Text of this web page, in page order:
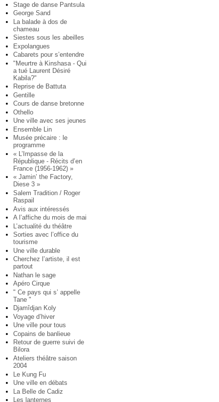
Stage de danse Pantsula
George Sand
La balade à dos de
chameau
Siestes sous les abeilles
Expolangues
Cabarets pour s’entendre
"Meurtre à Kinshasa - Qui
a tué Laurent Désiré
Kabila?"
Reprise de Battuta
Gentille
Cours de danse bretonne
Othello
Une ville avec ses jeunes
Ensemble Lin
Musée précaire : le
programme
« L’Impasse de la
République - Récits d’en
France (1956-1962) »
« Jamin’ the Factory,
Diese 3 »
Salem Tradition / Roger
Raspail
Avis aux intéressés
A l’affiche du mois de mai
L’actualité du théâtre
Sorties avec l’office du
tourisme
Une ville durable
Cherchez l’artiste, il est
partout
Nathan le sage
Apéro Cirque
" Ce pays qui s’ appelle
Tane "
Djamîdjan Koly
Voyage d’hiver
Une ville pour tous
Copains de banlieue
Retour de guerre suivi de
Bilora
Ateliers théâtre saison
2004
Le Kung Fu
Une ville en débats
La Belle de Cadiz
Les lanternes